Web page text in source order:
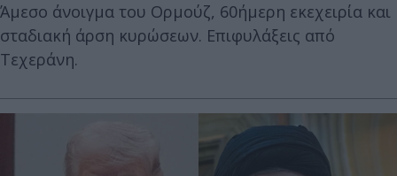
Άμεσο άνοιγμα του Ορμούζ, 60ήμερη εκεχειρία και
σταδιακή άρση κυρώσεων. Επιφυλάξεις από
Τεχεράνη.